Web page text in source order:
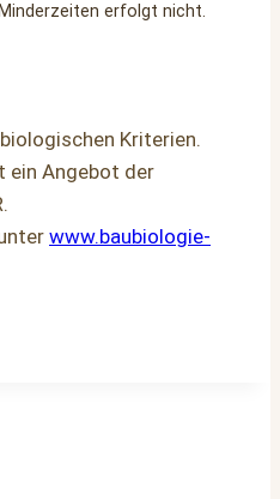
erfolgt nicht.
Kriterien.
ein Angebot der
www.baubiologie-